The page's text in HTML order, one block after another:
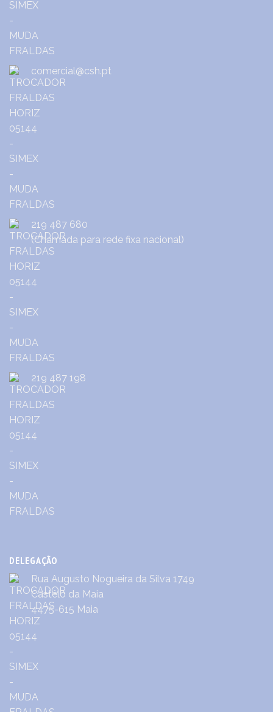
comercial@csh.pt
219 487 680
(Chamada para rede fixa nacional)
219 487 198
DELEGAÇÃO
Rua Augusto Nogueira da Silva 1749
Castêlo da Maia
4475-615 Maia